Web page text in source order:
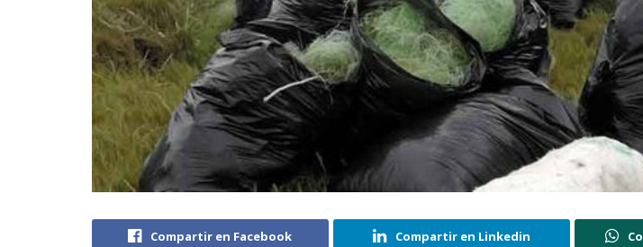
Compartir en Facebook Compartir en Linkedin